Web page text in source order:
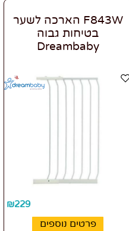
F843W הארכה לשער
בטיחות גבוה
Dreambaby
₪229
פרטים נוספים